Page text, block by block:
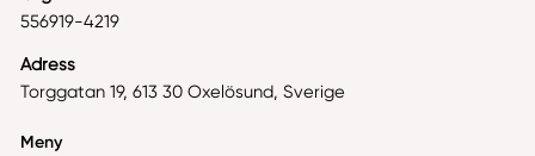
556919-4219
Adress
Torggatan 19, 613 30 Oxelösund, Sverige
Meny